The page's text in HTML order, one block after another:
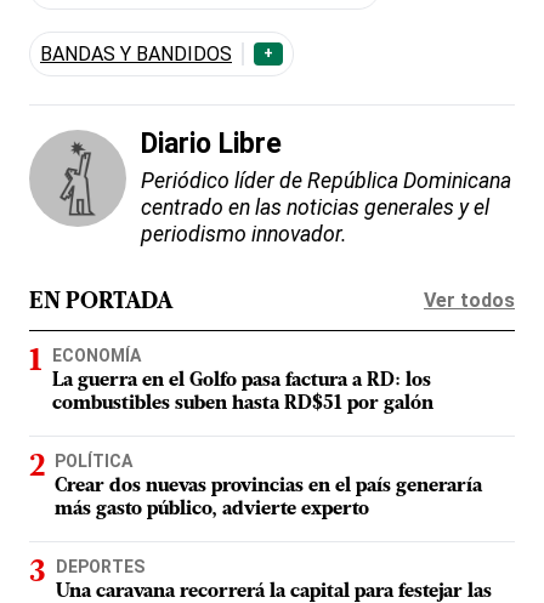
BANDAS Y BANDIDOS +
Diario Libre
Periódico líder de República Dominicana
centrado en las noticias generales y el
periodismo innovador.
EN PORTADA Ver todos
ECONOMÍA
La guerra en el Golfo pasa factura a RD: los
combustibles suben hasta RD$51 por galón
POLÍTICA
Crear dos nuevas provincias en el país generaría
más gasto público, advierte experto
DEPORTES
Una caravana recorrerá la capital para festejar las